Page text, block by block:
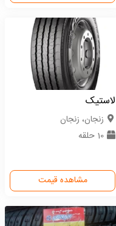
لاستیک
زنجان، زنجان
10 حلقه
مشاهده قیمت